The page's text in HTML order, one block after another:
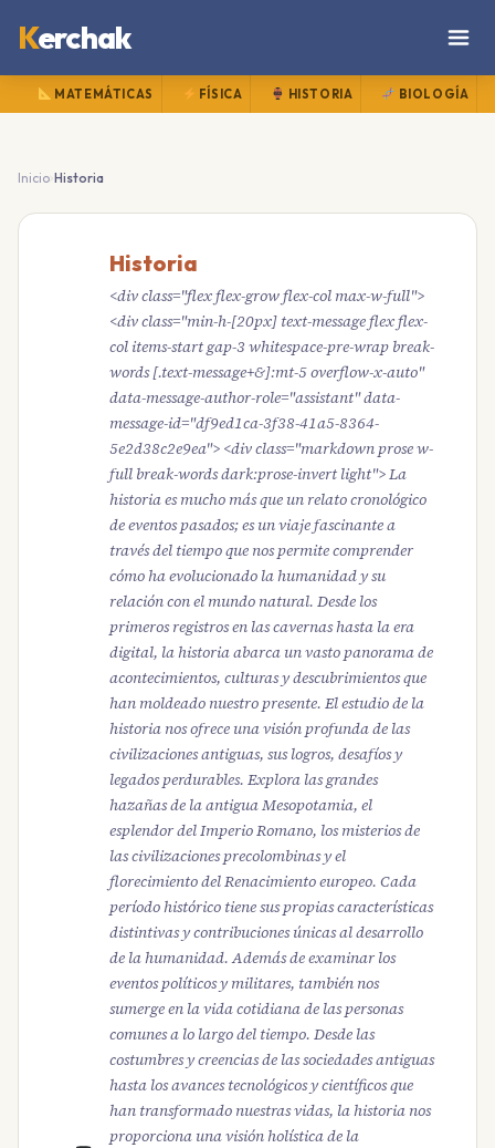
Kerchak
MATEMÁTICAS FÍSICA HISTORIA BIOLOGÍA
Inicio›Historia
Historia
<div class="flex flex-grow flex-col max-w-full">
<div class="min-h-[20px] text-message flex flex-
col items-start gap-3 whitespace-pre-wrap break-
words [.text-message+&]:mt-5 overflow-x-auto"
data-message-author-role="assistant" data-
message-id="df9ed1ca-3f38-41a5-8364-
5e2d38c2e9ea"> <div class="markdown prose w-
full break-words dark:prose-invert light"> La
historia es mucho más que un relato cronológico
de eventos pasados; es un viaje fascinante a
través del tiempo que nos permite comprender
cómo ha evolucionado la humanidad y su
relación con el mundo natural. Desde los
primeros registros en las cavernas hasta la era
digital, la historia abarca un vasto panorama de
acontecimientos, culturas y descubrimientos que
han moldeado nuestro presente. El estudio de la
historia nos ofrece una visión profunda de las
civilizaciones antiguas, sus logros, desafíos y
legados perdurables. Explora las grandes
hazañas de la antigua Mesopotamia, el
esplendor del Imperio Romano, los misterios de
las civilizaciones precolombinas y el
florecimiento del Renacimiento europeo. Cada
período histórico tiene sus propias características
distintivas y contribuciones únicas al desarrollo
de la humanidad. Además de examinar los
eventos políticos y militares, también nos
sumerge en la vida cotidiana de las personas
comunes a lo largo del tiempo. Desde las
costumbres y creencias de las sociedades antiguas
hasta los avances tecnológicos y científicos que
han transformado nuestras vidas, la historia nos
proporciona una visión holística de la